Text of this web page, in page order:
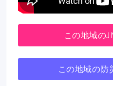
この地域の
この地域の防